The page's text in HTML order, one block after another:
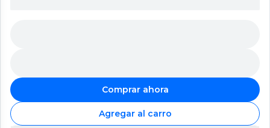
Comprar ahora
Agregar al carro